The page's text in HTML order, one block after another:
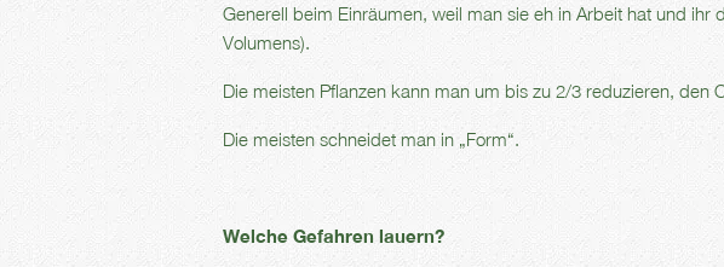
Generell beim Einräumen, weil man sie eh in Arbeit hat und
Volumens).
Die meisten Pflanzen kann man um bis zu 2/3 reduzieren, den
Die meisten schneidet man in „Form“.
Welche Gefahren lauern?